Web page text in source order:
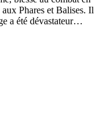
Phares et Balises. Il
a été dévastateur…